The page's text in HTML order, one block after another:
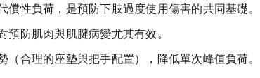
性負荷，是預防下肢過度使用傷害的共同基礎。
防肌肉與肌腱病變尤其有效。
合理的座墊與把手配置），降低單次峰值負荷。